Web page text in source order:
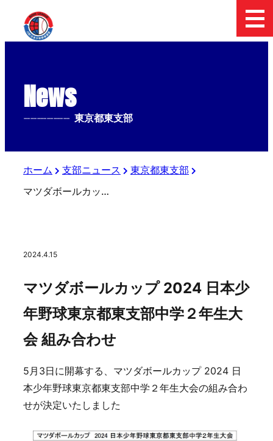
News
-------------- 東京都東支部
ホーム 支部ニュース
東京都東支部
マツダボールカップ 2024 日本少年野球東京都東支部中学２年生大会 組み合わせ
2024.4.15
マツダボールカップ 2024 日本少
年野球東京都東支部中学２年生大
会 組み合わせ
5月3日に開幕する、マツダボールカップ 2024 日
本少年野球東京都東支部中学２年生大会の組み合わ
せが決定いたしました